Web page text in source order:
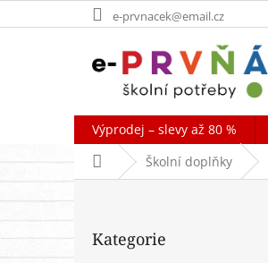
na
e-prvnacek@email.cz
Výprodej – slevy až 80 %
Domů Školní doplňky
P
kategorie
Kategorie